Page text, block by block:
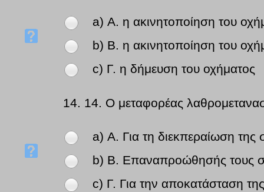
a) Α. η ακινητοποίηση του
b) Β. η ακινητοποίηση του
c) Γ. η δήμευση του οχήματος
14. 14. Ο μεταφορέας
a) Α. Για τη διεκπεραίωση της
b) Β. Επαναπροώθησής τους
c) Γ. Για την αποκατάσταση